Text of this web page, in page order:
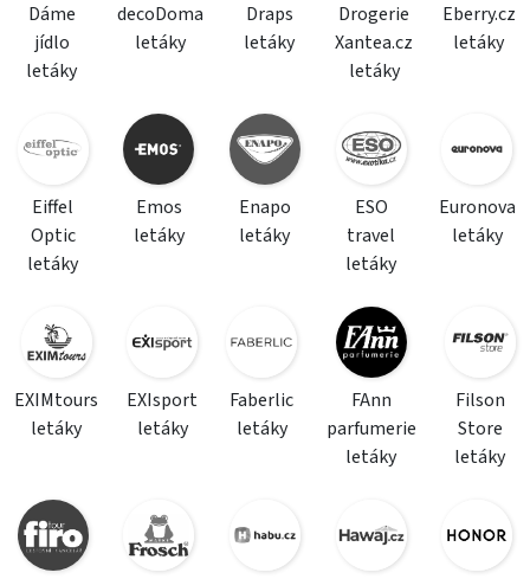
Dáme
jídlo
letáky
decoDoma
letáky
Draps
letáky
Drogerie
Xantea.cz
letáky
Eberry.cz
letáky
Eiffel
Optic
letáky
Emos
letáky
Enapo
letáky
ESO
travel
letáky
Euronova
letáky
EXIMtours
letáky
EXIsport
letáky
Faberlic
letáky
FAnn
parfumerie
letáky
Filson
Store
letáky